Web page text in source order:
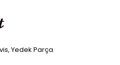
Yedek Parça